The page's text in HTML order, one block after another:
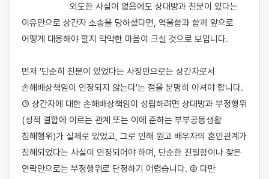
이유만으로 상간자 소송을 당하셨다면, 억울함과 함께 앞으로
어떻게 대응해야 할지 막막한 마음이 크실 것으로 보입니다.
먼저 '단순히 친분이 있었다는 사정만으로는 상간자로서
손해배상책임이 인정되지 않는다'는 점을 분명히 아셔야 합니다.
① 상간자에 대한 손해배상책임이 성립하려면 상대방과 부정행위
(성적 결합에 이르는 관계 또는 이에 준하는 부부공동생활
침해행위)가 실제로 있었고, 그로 인해 원고 배우자의 혼인관계가
침해되었다는 사실이 인정되어야 하며, 단순한 친밀함이나 잦은
연락만으로는 부정행위로 단정하기 어렵습니다. ② 다만